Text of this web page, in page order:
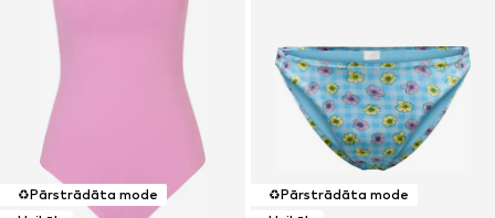
♻️Pārstrādāta mode
♻️Pārstrādāta mode